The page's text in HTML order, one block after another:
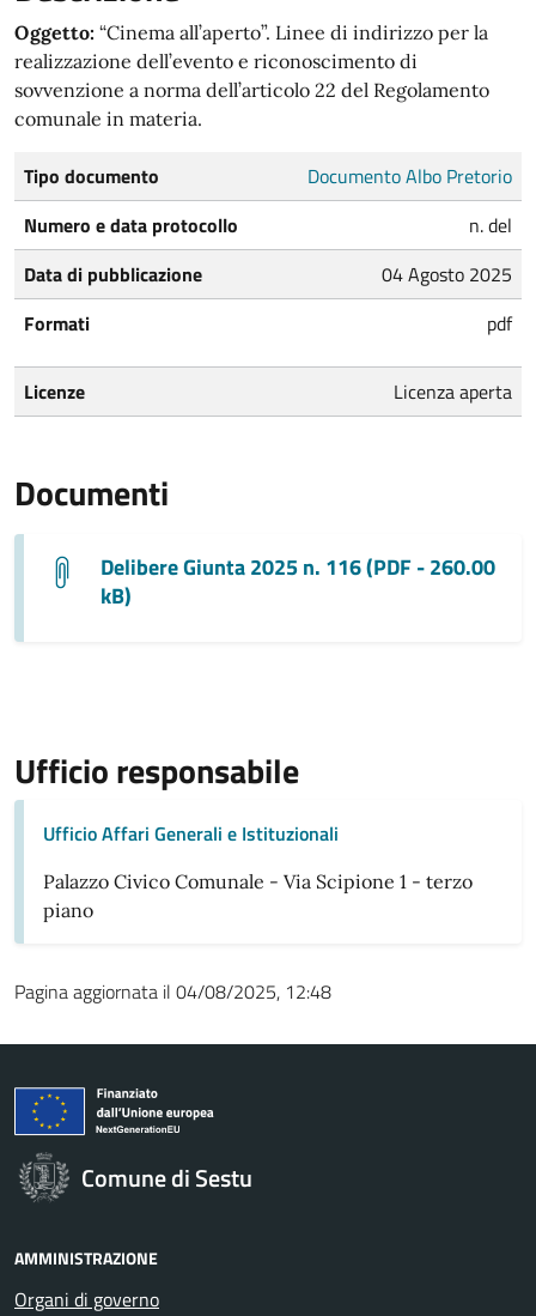
Oggetto: “Cinema all’aperto”. Linee di indirizzo per la
realizzazione dell’evento e riconoscimento di
sovvenzione a norma dell’articolo 22 del Regolamento
comunale in materia.
Tipo documento
Documento Albo Pretorio
Numero e data protocollo
n. del
Data di pubblicazione
04 Agosto 2025
Formati
pdf
Licenze Licenza aperta
Documenti
Delibere Giunta 2025 n. 116 (PDF - 260.00
kB)
Ufficio responsabile
Ufficio Affari Generali e Istituzionali
Palazzo Civico Comunale - Via Scipione 1 - terzo
piano
Pagina aggiornata il 04/08/2025, 12:48
Comune di Sestu
AMMINISTRAZIONE
Organi di governo